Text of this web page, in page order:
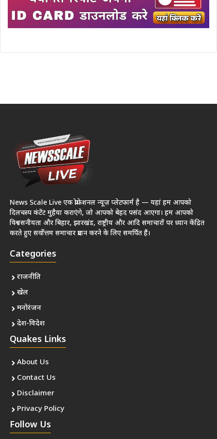
News Scale Live एक प्रोफेशनल न्यूज़ प्लेटफार्म है — यहां हम आपको
दिलचस्प कंटेंट मुहैया कराएंगे, जो आपको बेहद पसंद आएगा। हम आपको
विश्वसनीयता और बिहार, झारखंड, राष्ट्रीय और आदि समाचारों पर ध्यान केंद्रित
करते हुए सर्वोत्तम समाचार प्रदान करने के लिए समर्पित हैं।
Categories
राजनीति
खेल
मनोरंजन
देश-विदेश
Quakes Links
About Us
Contact Us
Disclaimer
Privacy Policy
Follow Us